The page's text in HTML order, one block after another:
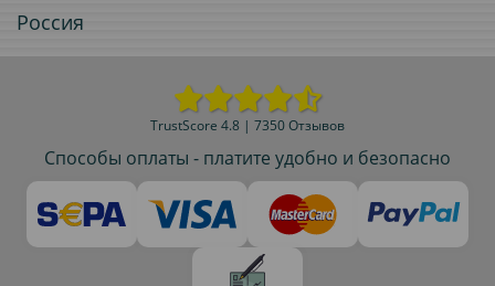
Россия
TrustScore 4.8 | 7350 Отзывов
Способы оплаты - платите удобно и безопасно